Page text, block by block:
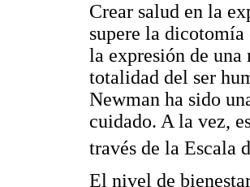
Crear salud en la
supere la dicotomía
la expresión de
totalidad del ser
Newman ha sido
cuidado. A la vez,
través de la Escala
El nivel de